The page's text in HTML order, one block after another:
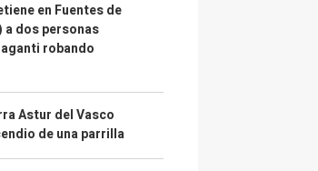
en Fuentes de
a dos personas
robando
Astur del Vasco
de una parrilla